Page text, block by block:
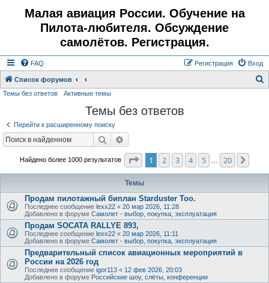
Малая авиация России. Обучение на
Пилота-любителя. Обсуждение
самолётов. Регистрация.
FAQ Вход
Регистрация
Список форумов
Темы без ответов Активные темы
Темы без ответов
Перейти к расширенному поиску
Поиск
Найдено более 1000 результатов Страница1 из
1 2 3 4 5 20
Темы
Продам пилотажный биплан Starduster Too.
Последнее сообщение lexx22 « 20 мар 2026, 11:28
Добавлено в форуме Самолет - выбор, покупка, эксплуатация
Продам SOCATA RALLYE 893,
Последнее сообщение lexx22 « 20 мар 2026, 11:11
Добавлено в форуме Самолет - выбор, покупка, эксплуатация
Предварительный список авиационных мероприятий в
России на 2026 год
Последнее сообщение igor113 « 12 фев 2026, 20:03
Добавлено в форуме Российские шоу, слёты, конференции